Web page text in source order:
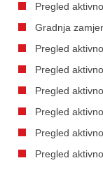
Pregled
Gradnja
Pregled
Pregled
Pregled
Pregled
Pregled
Pregled